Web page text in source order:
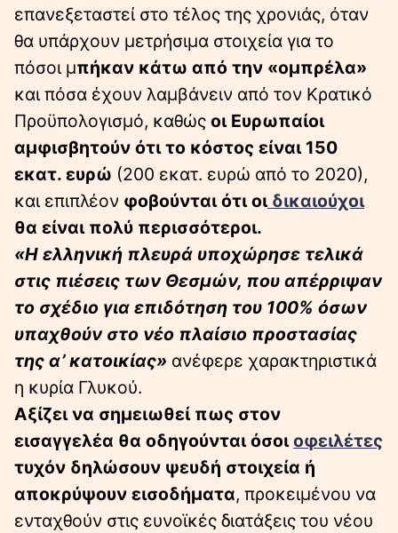
επανεξεταστεί στο τέλος της χρονιάς, όταν
θα υπάρχουν μετρήσιμα στοιχεία για το
πόσοι μπήκαν κάτω από την «ομπρέλα»
και πόσα έχουν λαμβάνειν από τον Κρατικό
Προϋπολογισμό, καθώς οι Ευρωπαίοι
αμφισβητούν ότι το κόστος είναι 150
εκατ. ευρώ (200 εκατ. ευρώ από το 2020),
και επιπλέον φοβούνται ότι οιδικαιούχοι
θα είναι πολύ περισσότεροι.
«Η ελληνική πλευρά υποχώρησε τελικά
στις πιέσεις των Θεσμών, που απέρριψαν
το σχέδιο για επιδότηση του 100% όσων
υπαχθούν στο νέο πλαίσιο προστασίας
της α’ κατοικίας» ανέφερε χαρακτηριστικά
η κυρία Γλυκού.
Αξίζει να σημειωθεί πως στον
εισαγγελέα θα οδηγούνται όσοιοφειλέτες
τυχόν δηλώσουν ψευδή στοιχεία ή
αποκρύψουν εισοδήματα, προκειμένου να
ενταχθούν στις ευνοϊκές διατάξεις του νέου